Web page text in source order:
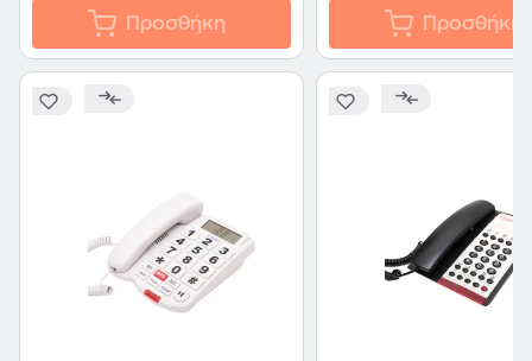
Προσθήκη Προσθήκη